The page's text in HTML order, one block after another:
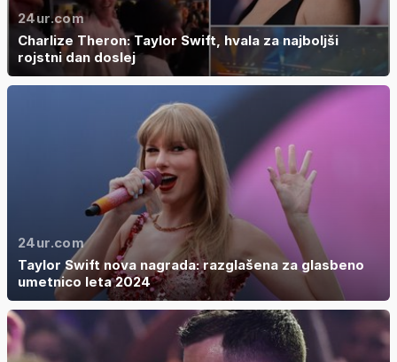
24ur.com
Charlize Theron: Taylor Swift, hvala za najboljši
rojstni dan doslej
24ur.com
Taylor Swift nova nagrada: razglašena za glasbeno
umetnico leta 2024